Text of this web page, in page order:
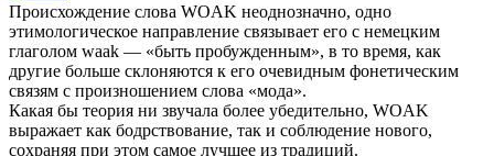
Происхождение слова WOAK неоднозначно, одно
этимологическое направление связывает его с немецким
глаголом waak — «быть пробужденным», в то время, как
другие больше склоняются к его очевидным фонетическим
связям с произношением слова «мода».
Какая бы теория ни звучала более убедительно, WOAK
выражает как бодрствование, так и соблюдение нового,
сохраняя при этом самое лучшее из традиций.